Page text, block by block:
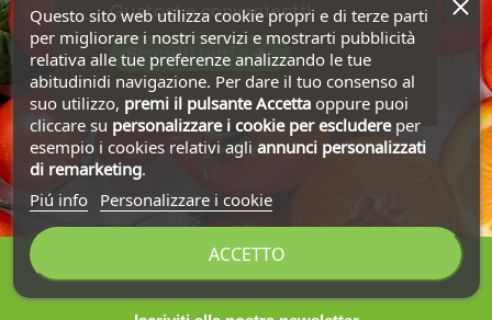
Gustosi e convenienti!
Scoprili tutti
Questo sito web utilizza cookie propri e di terze parti
per migliorare i nostri servizi e mostrarti pubblicità
relativa alle tue preferenze analizzando le tue
abitudinidi navigazione. Per dare il tuo consenso al
suo utilizzo, premi il pulsante Accettaoppure puoi
cliccare su personalizzare i cookie per escludereper
esempio i cookies relativi agli annunci personalizzati
di remarketing.
Piú info
Personalizzare i cookie
ACCETTO